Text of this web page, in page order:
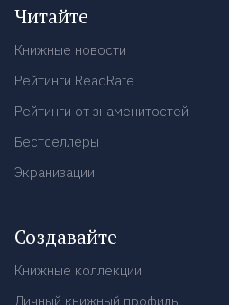
Читайте
Книжные новости
Рейтинги ReadRate
Рейтинги от знаменитостей
Бестселлеры
Экранизации
Создавайте
Книжные коллекции
Личный книжный профиль